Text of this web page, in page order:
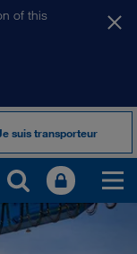
of this
suis transporteur